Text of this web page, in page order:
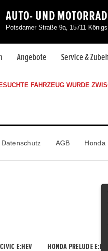
AUTO- UND
Potsdamer Straße 9a, 15711
Angebote Service &
FAHRZEUG WURDE
Datenschutz AGB Honda
E:HEV HONDA PRELUDE